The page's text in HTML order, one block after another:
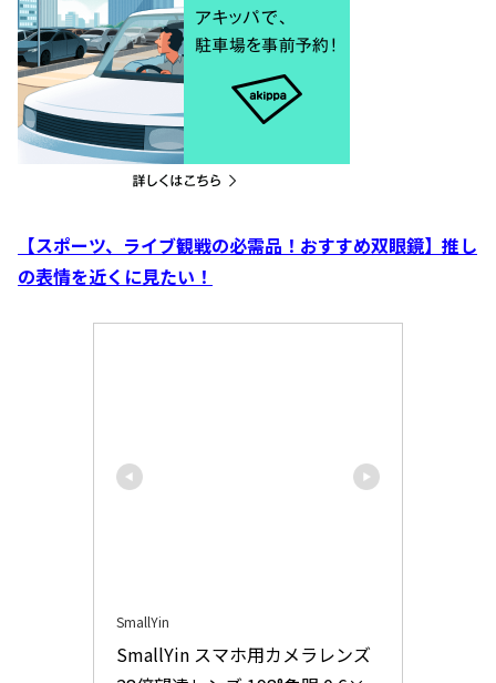
【スポーツ、ライブ観戦の必需品！おすすめ双眼鏡】推し
の表情を近くに見たい！
SmallYin
SmallYin スマホ用カメラレンズ